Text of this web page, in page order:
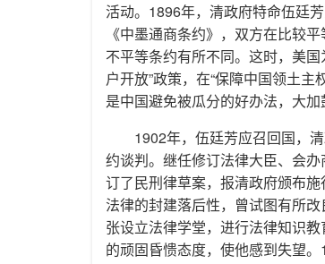
活动。1896年，清政府特命伍廷
《中墨通商条约》，双方在比较
不平等条约有所不同。这时，美
户开放”政策，在“保障中国领土
是中国避免被瓜分的好办法，大加
1902年，伍廷芳应召回国，
约谈判。继任修订法律大臣、会
订了民刑律草案，报清政府颁布
法律的封建落后性，曾试图有所
张设立法律学堂，进行法律知识
的顽固昏愦态度，使他感到失望